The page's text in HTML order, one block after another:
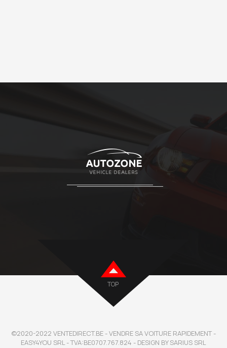
TOP
©2020-2022 VENTEDIRECT.BE - VENDRE SA VOITURE RAPIDEMENT -
EASY4YOU SRL - TVA:BE0707.767.824 - DESIGN BY SARIUS SRL